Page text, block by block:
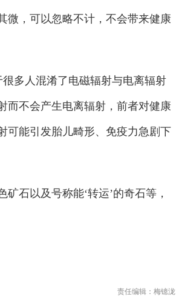
微，可以忽略不计，不会带来健康
多人混淆了电磁辐射与电离辐射
而不会产生电离辐射，前者对健康
可能引发胎儿畸形、免疫力急剧下
石以及号称能‘转运’的奇石等，
责任编辑：梅镱泷